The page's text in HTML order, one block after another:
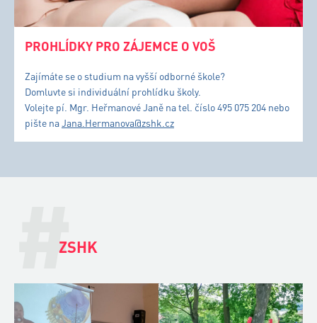
PROHLÍDKY PRO ZÁJEMCE O VOŠ
Zajímáte se o studium na vyšší odborné škole?
Domluvte si individuální prohlídku školy.
Volejte pí. Mgr. Heřmanové Janě na tel. číslo 495 075 204 nebo
pište naJana.Hermanova@zshk.cz
#
ZSHK